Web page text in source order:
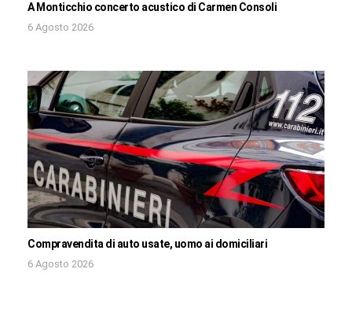
A Monticchio concerto acustico di Carmen Consoli
6 Agosto 2026
Compravendita di auto usate, uomo ai domiciliari
6 Agosto 2026